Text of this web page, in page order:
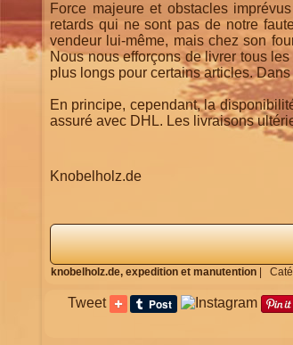
Force majeure et obstacles
retards qui ne sont pas de notre
vendeur lui-même, mais chez son
Nous nous efforçons de livrer tous
plus longs pour certains articles.
En principe, cependant, la
assuré avec DHL. Les livraisons
Knobelholz.de
knobelholz.de, expedition et manutention
Tweet